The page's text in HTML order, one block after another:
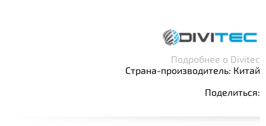
Подробнее о Divitec
Страна-производитель: Китай
Поделиться: